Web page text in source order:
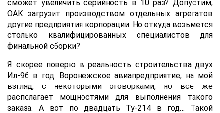
сможет увеличить серийность в 10 раз? Допустим,
ОАК загрузит производством отдельных агрегатов
другие предприятия корпорации. Но откуда возьмется
столько квалифицированных специалистов для
финальной сборки?
Я скорее поверю в реальность строительства двух
Ил-96 в год. Воронежское авиапредприятие, на мой
взгляд, с некоторыми оговорками, но все же
располагает мощностями для выполнения такого
заказа. А вот по двадцать Ту-214 в год… Такой